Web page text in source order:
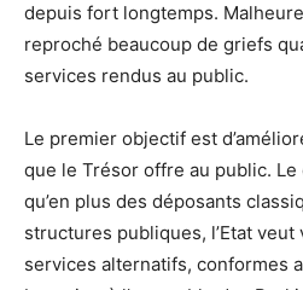
depuis fort longtemps.
reproché beaucoup de griefs
services rendus au public.
Le premier objectif est
que le Trésor offre au public.
qu’en plus des déposants
structures publiques, l’Etat
services alternatifs, conformes